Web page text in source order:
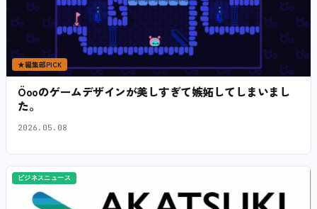
★編集部PICK
Öooのゲームデザインが美しすぎて嫉妬してしまいまし
た。
2026.05.08
ビジネスニュース